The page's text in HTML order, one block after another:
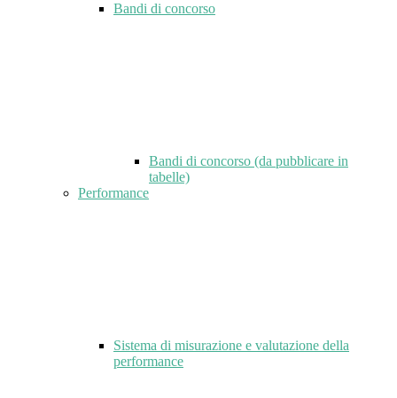
Bandi di concorso
Bandi di concorso (da pubblicare in
tabelle)
Performance
Sistema di misurazione e valutazione della
performance